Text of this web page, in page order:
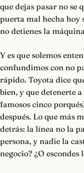
que dejas pasar no se
puerta mal hecha hoy
no detienes la
Y es que solemos
confundimos con no
rápido. Toyota dice
bien, y que detenerte
famosos cinco
después. Lo que más
detrás: la línea no la
persona, y nadie la
negocio? ¿O